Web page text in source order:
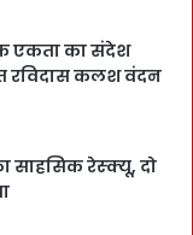
एकता का संदेश
रविदास कलश वंदन
साहसिक रेस्क्यू, दो